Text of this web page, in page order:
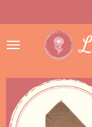
direct
naar